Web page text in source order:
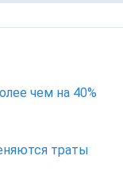
чем на 40%
траты